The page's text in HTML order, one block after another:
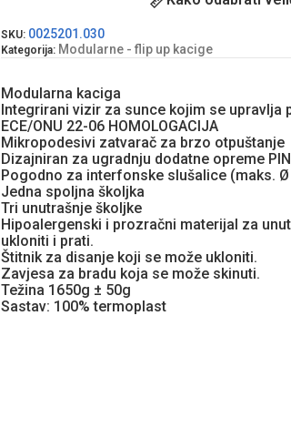
SKU: 0025201.030
Kategorija: Modularne - flip up kacige
Modularna kaciga
Integrirani vizir za sunce kojim se upravlja
ECE/ONU 22-06 HOMOLOGACIJA
Mikropodesivi zatvarač za brzo otpuštanje
Dizajniran za ugradnju dodatne opreme
Pogodno za interfonske slušalice (maks.
Jedna spoljna školjka
Tri unutrašnje školjke
Hipoalergenski i prozračni materijal za
ukloniti i prati.
Štitnik za disanje koji se može ukloniti.
Zavjesa za bradu koja se može skinuti.
Težina 1650g ± 50g
Sastav: 100% termoplast